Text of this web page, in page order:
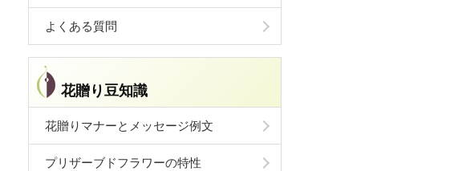
よくある質問
花贈り豆知識
花贈りマナーとメッセージ例文
プリザーブドフラワーの特性